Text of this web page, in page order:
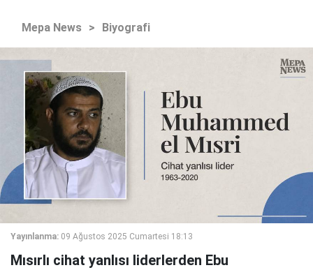
Mepa News > Biyografi
Yayınlanma: 09 Ağustos 2025 Cumartesi 18:13
Mısırlı cihat yanlısı liderlerden Ebu